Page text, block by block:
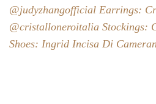
@judyzhangofficial Earrings:
@cristalloneroitalia Stockings:
Shoes: Ingrid Incisa Di